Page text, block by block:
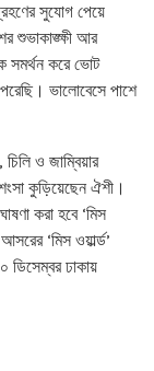
সুযোগ পেয়ে
শুভাকাঙ্ক্ষী আর
সমর্থন করে ভোট
ভালোবেসে পাশে
চিলি ও জাম্বিয়ার
কুড়িয়েছেন ঐশী।
করা হবে ‘মিস
‘মিস ওয়ার্ল্ড’
ডিসেম্বর ঢাকায়